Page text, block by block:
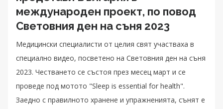
международен проект, по повод
Световния ден на съня 2023
Медицински специалисти от целия свят участваха в
специално видео, посветено на Световния ден на съня
2023. Честването се състоя през месец март и се
проведе под мотото "Sleep is essential for health".
Заедно с правилното хранене и упражненията, сънят е